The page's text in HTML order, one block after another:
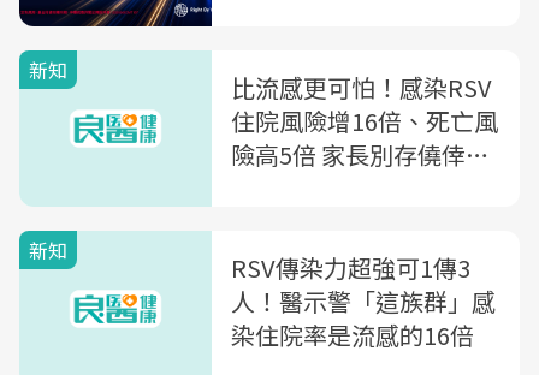
新知
比流感更可怕！感染RSV
住院風險增16倍、死亡風
險高5倍 家長別存僥倖心
新知
RSV傳染力超強可1傳3
人！醫示警「這族群」感
染住院率是流感的16倍